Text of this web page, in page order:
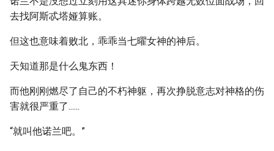
去找阿斯忒塔娅算账。
但这也意味着败北，乖乖当七曜女神的神后。
天知道那是什么鬼东西！
而他刚刚燃尽了自己的不朽神躯，再次挣脱意志对神格的伤
害就很严重了......
“就叫他诺兰吧。”